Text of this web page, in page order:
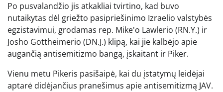
Po pusvalandžio jis atkakliai tvirtino, kad buvo
nutaikytas dėl griežto pasipriešinimo Izraelio valstybės
egzistavimui, grodamas rep. Mike'o Lawlerio (RN.Y.) ir
Josho Gottheimerio (DN.J.) klipą, kai jie kalbėjo apie
augančią antisemitizmo bangą, įskaitant ir Piker.
Vienu metu Pikeris pasišaipė, kai du įstatymų leidėjai
aptarė didėjančius pranešimus apie antisemitizmą JAV.